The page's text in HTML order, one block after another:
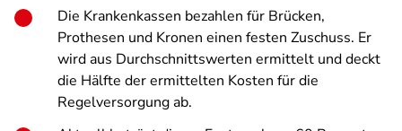
Die Krankenkassen bezahlen für Brücken,
Prothesen und Kronen einen festen Zuschuss. Er
wird aus Durchschnittswerten ermittelt und deckt
die Hälfte der ermittelten Kosten für die
Regelversorgung ab.